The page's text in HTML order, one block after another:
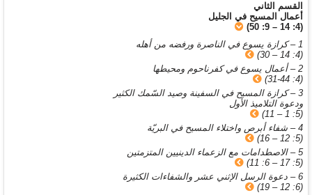
القسم الثاني
أعمال المسيح في الجليل
(4: 14 – 9: 50)
1 – كرازة يسوع في الناصرة ورفضه من أهله
(4: 14 – 30)
2 – أعمال يسوع في كفرناحوم ومحيطها
(4: 31-44)
3 – كرازة المسيح في السفينة وصيد السّمك الكثير
ودعوة التلاميذ الأول
(5: 1 – 11)
4 – شفاء أبرص واختلاء المسيح في البريّة
(5: 12 – 16)
5 – الاصطدامات مع الزعماء الدينيين المتزمتين
(5: 17 – 6: 11)
6 – دعوة الرسل الإثني عشر والشفاءات الكثيرة
(6: 12 – 19)